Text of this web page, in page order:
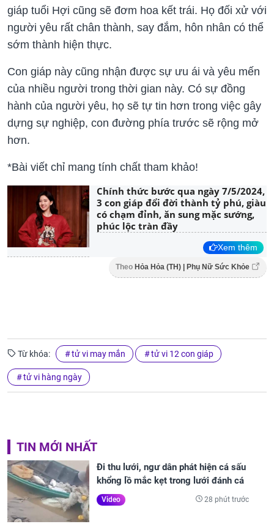
giáp tuổi Hợi cũng sẽ đơm hoa kết trái. Họ đối xử với
người yêu rất chân thành, say đắm, hôn nhân có thể
sớm thành hiện thực.
Con giáp này cũng nhận được sự ưu ái và yêu mến
của nhiều người trong thời gian này. Có sự đồng
hành của người yêu, họ sẽ tự tin hơn trong việc gây
dựng sự nghiệp, con đường phía trước sẽ rộng mở
hơn.
*Bài viết chỉ mang tính chất tham khảo!
Chính thức bước qua ngày 7/5/2024,
3 con giáp đổi đời thành tỷ phú, giàu
có chạm đỉnh, ăn sung mặc sướng,
phúc lộc tràn đầy
Xem thêm
Theo Hỏa Hỏa (TH) | Phụ Nữ Sức Khỏe
Từ khóa: tử vi may mắn tử vi 12 con giáp
tử vi hàng ngày
TIN MỚI NHẤT
Đi thu lưới, ngư dân phát hiện cá sấu
khổng lồ mắc kẹt trong lưới đánh cá
Video 28 phút trước